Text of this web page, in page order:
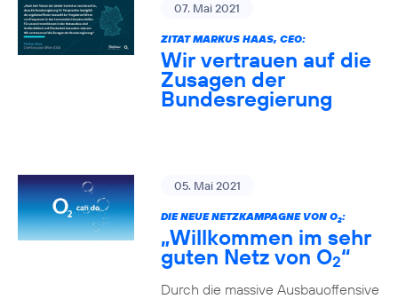
07. Mai 2021
ZITAT MARKUS HAAS, CEO:
Wir vertrauen auf die
Zusagen der
Bundesregierung
05. Mai 2021
DIE NEUE NETZKAMPAGNE VON O2:
„Willkommen im sehr
guten Netz von O2“
Durch die massive Ausbauoffensive